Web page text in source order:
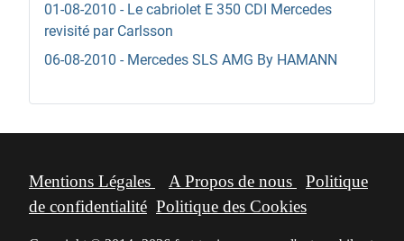
01-08-2010 - Le cabriolet E 350 CDI Mercedes
revisité par Carlsson
06-08-2010 - Mercedes SLS AMG By HAMANN
Mentions Légales A Propos de nous
Politique
de confidentialité Politique des Cookies